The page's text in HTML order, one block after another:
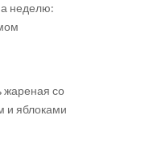
неделю:
жареная со
и яблоками